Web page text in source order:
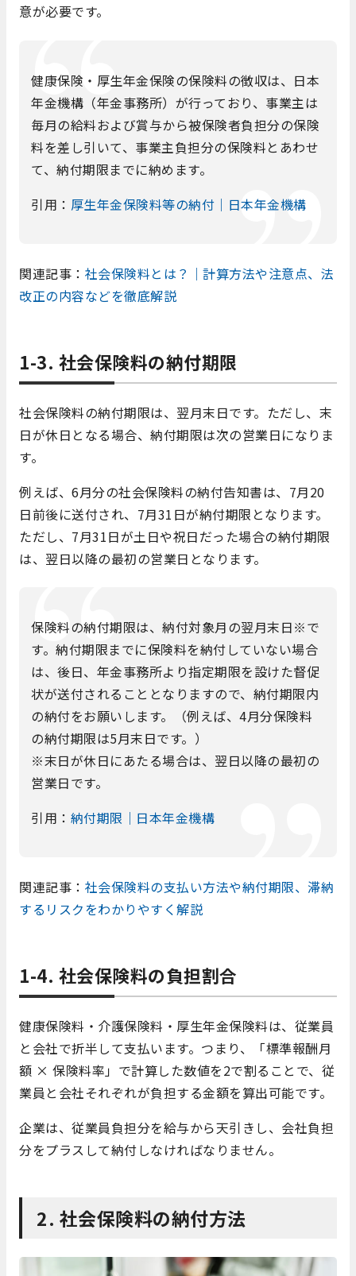
意が必要です。
健康保険・厚生年金保険の保険料の徴収は、日本
年金機構（年金事務所）が行っており、事業主は
毎月の給料および賞与から被保険者負担分の保険
料を差し引いて、事業主負担分の保険料とあわせ
て、納付期限までに納めます。
引用： 厚生年金保険料等の納付｜日本年金機構
関連記事： 社会保険料とは？｜計算方法や注意点、法
改正の内容などを徹底解説
1-3. 社会保険料の納付期限
社会保険料の納付期限は、翌月末日です。ただし、末
日が休日となる場合、納付期限は次の営業日になりま
す。
例えば、6月分の社会保険料の納付告知書は、7月20
日前後に送付され、7月31日が納付期限となります。
ただし、7月31日が土日や祝日だった場合の納付期限
は、翌日以降の最初の営業日となります。
保険料の納付期限は、納付対象月の翌月末日※で
す。納付期限までに保険料を納付していない場合
は、後日、年金事務所より指定期限を設けた督促
状が送付されることとなりますので、納付期限内
の納付をお願いします。（例えば、4月分保険料
の納付期限は5月末日です。）
※末日が休日にあたる場合は、翌日以降の最初の
営業日です。
引用： 納付期限｜日本年金機構
関連記事： 社会保険料の支払い方法や納付期限、滞納
するリスクをわかりやすく解説
1-4. 社会保険料の負担割合
健康保険料・介護保険料・厚生年金保険料は、従業員
と会社で折半して支払います。つまり、「標準報酬月
額 × 保険料率」で計算した数値を2で割ることで、従
業員と会社それぞれが負担する金額を算出可能です。
企業は、従業員負担分を給与から天引きし、会社負担
分をプラスして納付しなければなりません。
2. 社会保険料の納付方法